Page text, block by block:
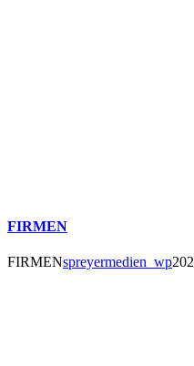
FIRMEN
FIRMENspreyermedien_wp